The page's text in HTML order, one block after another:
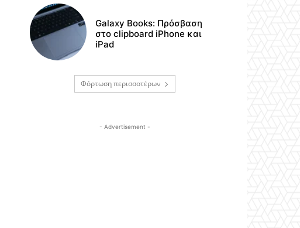
Galaxy Books: Πρόσβαση
στο clipboard iPhone και
iPad
Φόρτωση περισσοτέρων
- Advertisement -